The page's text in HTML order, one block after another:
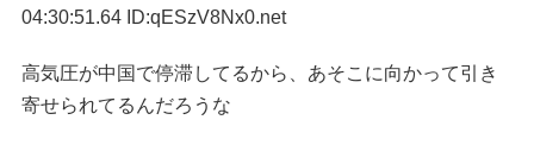
04:30:51.64 ID:qESzV8Nx0.net
高気圧が中国で停滞してるから、あそこに向かって引き
寄せられてるんだろうな